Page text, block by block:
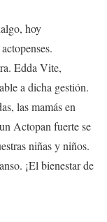
hoy
Edda Vite,
a dicha gestión.
las mamás en
Actopan fuerte se
niñas y niños.
¡El bienestar de